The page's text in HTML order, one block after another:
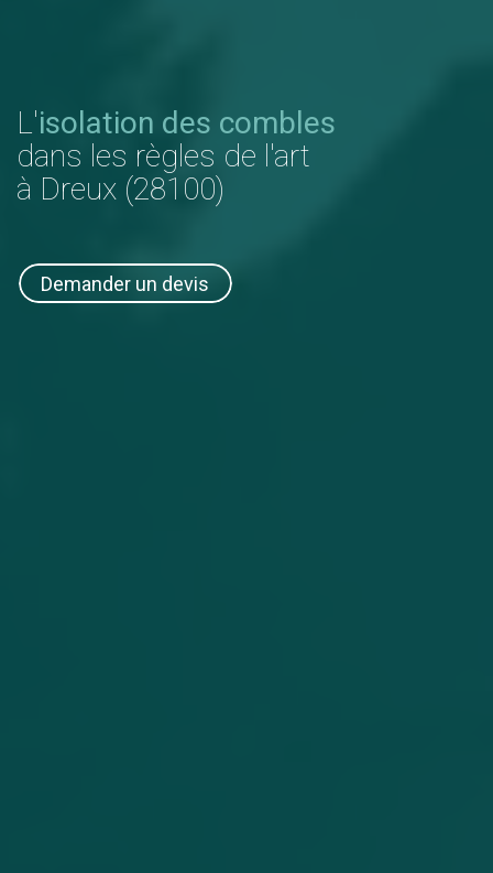
L'isolation des combles
dans les règles de l'art
à Dreux (28100)
Demander un devis